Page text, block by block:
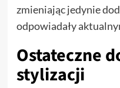
zmieniając jedynie
odpowiadały
Ostateczne
stylizacji